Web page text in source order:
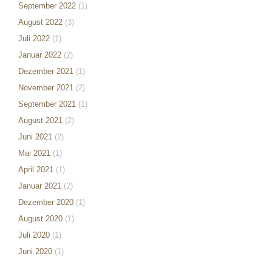
September 2022 (1)
August 2022 (3)
Juli 2022 (1)
Januar 2022 (2)
Dezember 2021 (1)
November 2021 (2)
September 2021 (1)
August 2021 (2)
Juni 2021 (2)
Mai 2021 (1)
April 2021 (1)
Januar 2021 (2)
Dezember 2020 (1)
August 2020 (1)
Juli 2020 (1)
Juni 2020 (1)